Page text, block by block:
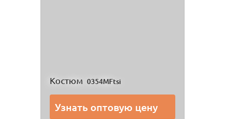
Костюм 0354MFtsi
Узнать оптовую цену